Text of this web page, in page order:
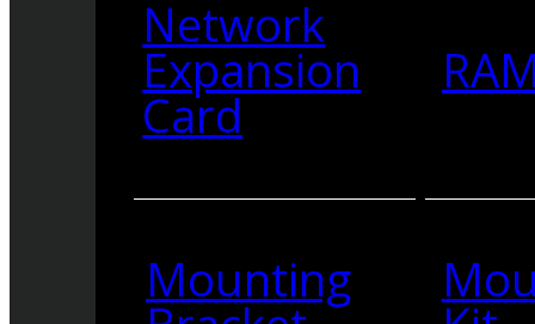
Network
Expansion
Card
Mounting